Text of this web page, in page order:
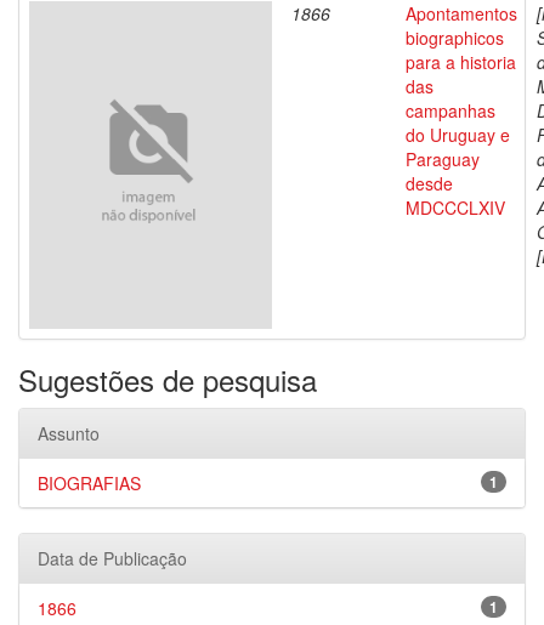
1866
Apontamentos
biographicos
para a historia
das
campanhas
do Uruguay e
Paraguay
desde
MDCCCLXIV
Sugestões de pesquisa
Assunto
1
BIOGRAFIAS
Data de Publicação
1
1866